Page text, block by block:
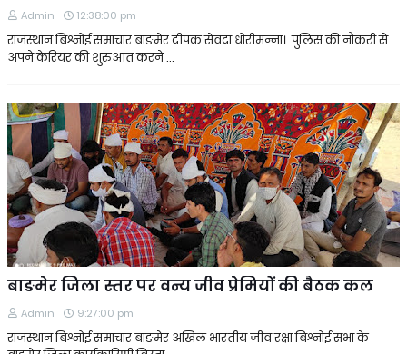
Admin 12:38:00 pm
राजस्थान बिश्नोई समाचार बाङमेर दीपक सेवदा धोरीमन्ना। पुलिस की नौकरी से
अपने केरियर की शुरुआत करने …
बाङमेर जिला स्तर पर वन्य जीव प्रेमियों की बैठक कल
Admin 9:27:00 pm
राजस्थान बिश्नोई समाचार बाङमेर अखिल भारतीय जीव रक्षा बिश्नोई सभा के